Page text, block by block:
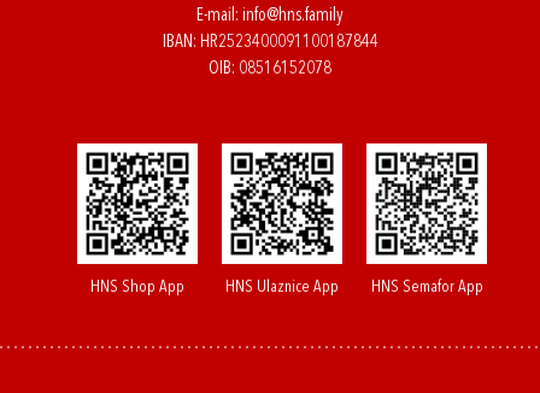
E-mail: info@hns.family
IBAN: HR2523400091100187844
OIB: 08516152078
HNS Shop App HNS Ulaznice App HNS Semafor App